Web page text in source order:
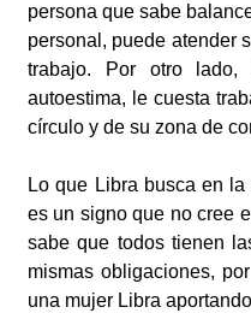
persona que sabe
personal, puede atender
trabajo. Por otro
autoestima, le cuesta
círculo y de su zona de
Lo que Libra busca en
es un signo que no cree
sabe que todos tienen
mismas obligaciones,
una mujer Libra